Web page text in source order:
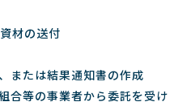
材の送付
または結果通知書の作成
合等の事業者から委託を受け